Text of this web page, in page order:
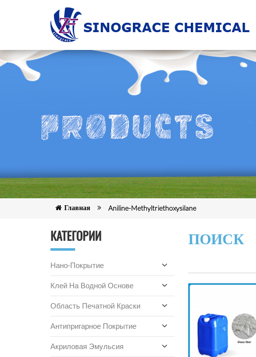
Главная Aniline-Methyltriethoxysilane
КАТЕГОРИИ
Нано-Покрытие
Клей На Водной Основе
Область Печатной Краски
Антипригарное Покрытие
Акриловая Эмульсия
ПОИСК